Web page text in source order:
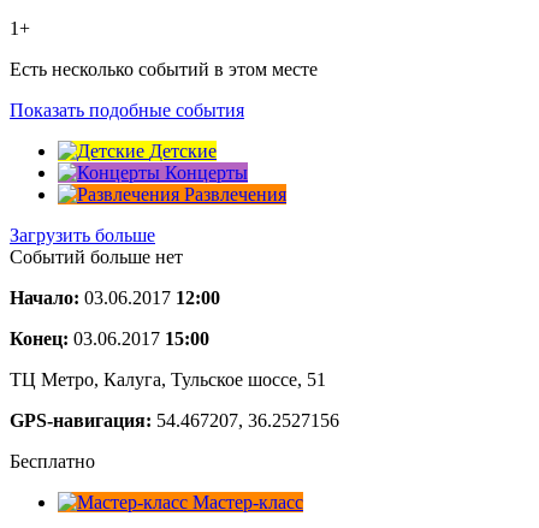
1+
Есть несколько событий в этом месте
Показать подобные события
Детские
Концерты
Развлечения
Загрузить больше
Событий больше нет
Начало: 03.06.2017 12:00
Конец: 03.06.2017 15:00
ТЦ Метро, Калуга, Тульское шоссе, 51
GPS-навигация: 54.467207, 36.2527156
Бесплатно
Мастер-класс